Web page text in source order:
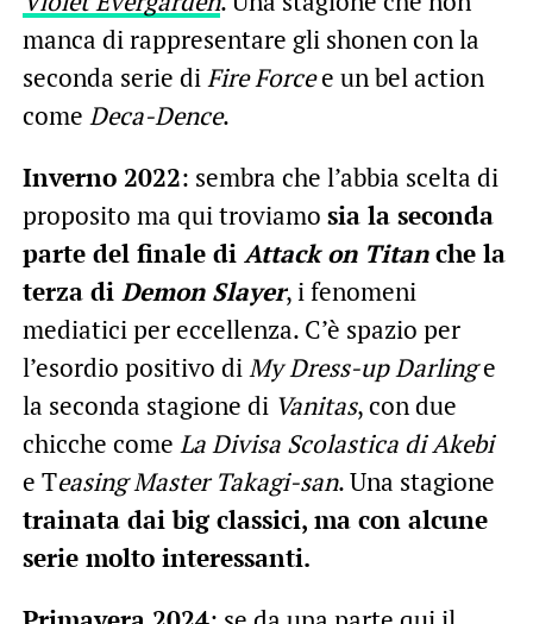
manca di rappresentare gli shonen con la
seconda serie diFire Forcee un bel action
come Deca-Dence.
Inverno 2022: sembra che l’abbia scelta di
proposito ma qui troviamo sia la seconda
parte del finale di Attack on Titanche la
terza di Demon Slayer, i fenomeni
mediatici per eccellenza. C’è spazio per
l’esordio positivo diMy Dress-up Darlinge
la seconda stagione di Vanitas, con due
chicche come La Divisa Scolastica di Akebi
e Teasing Master Takagi-san. Una stagione
trainata dai big classici, ma con alcune
serie molto interessanti.